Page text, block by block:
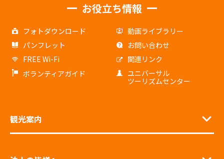
お役立ち情報
フォトダウンロード
動画ライブラリー
パンフレット
お問い合わせ
FREE Wi-Fi
関連リンク
ボランティアガイド
ユニバーサル
ツーリズムセンター
観光案内